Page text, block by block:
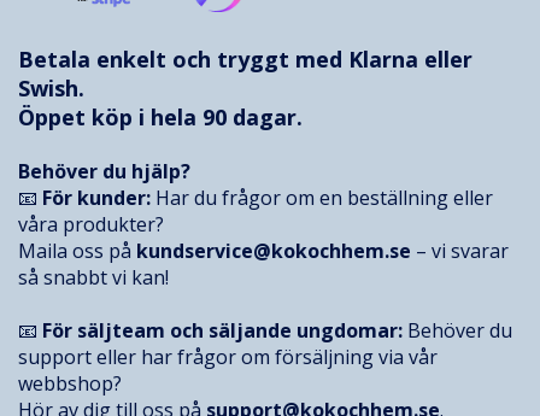
Betala enkelt och tryggt med Klarna eller
Swish.
Öppet köp i hela 90 dagar.
Behöver du hjälp?
📧 För kunder: Har du frågor om en beställning eller
våra produkter?
Maila oss på kundservice@kokochhem.se – vi svarar
så snabbt vi kan!
📧 För säljteam och säljande ungdomar: Behöver du
support eller har frågor om försäljning via vår
webbshop?
Hör av dig till oss på support@kokochhem.se.